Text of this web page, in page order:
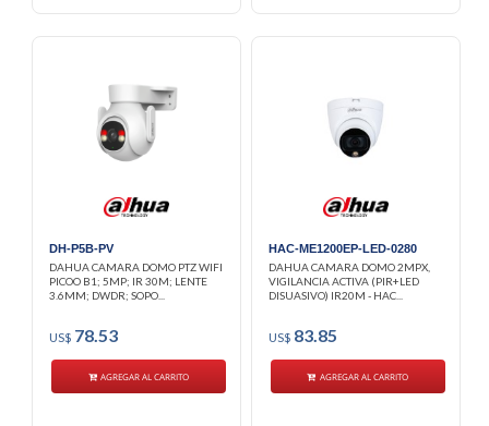
DH-P5B-PV
DAHUA CAMARA DOMO PTZ WIFI
PICOO B1; 5MP; IR 30M; LENTE
3.6MM; DWDR; SOPO...
US$ 78.53
AGREGAR AL CARRITO
HAC-ME1200EP-LED-0280
DAHUA CAMARA DOMO 2MPX,
VIGILANCIA ACTIVA (PIR+LED
DISUASIVO) IR20M - HAC...
US$83.85
AGREGAR AL CARRITO